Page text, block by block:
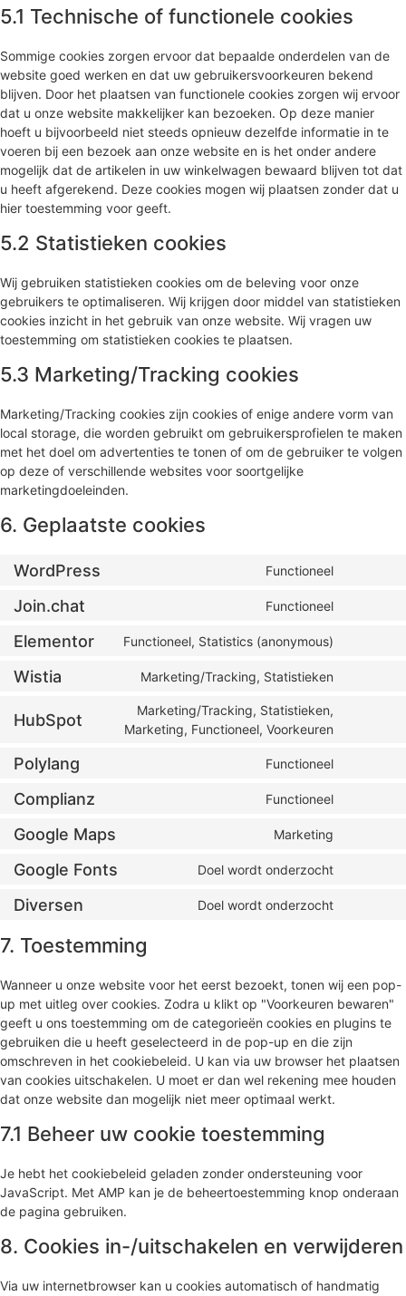
5.1 Technische of functionele cookies
Sommige cookies zorgen ervoor dat bepaalde onderdelen van de
website goed werken en dat uw gebruikersvoorkeuren bekend
blijven. Door het plaatsen van functionele cookies zorgen wij ervoor
dat u onze website makkelijker kan bezoeken. Op deze manier
hoeft u bijvoorbeeld niet steeds opnieuw dezelfde informatie in te
voeren bij een bezoek aan onze website en is het onder andere
mogelijk dat de artikelen in uw winkelwagen bewaard blijven tot dat
u heeft afgerekend. Deze cookies mogen wij plaatsen zonder dat u
hier toestemming voor geeft.
5.2 Statistieken cookies
Wij gebruiken statistieken cookies om de beleving voor onze
gebruikers te optimaliseren. Wij krijgen door middel van statistieken
cookies inzicht in het gebruik van onze website. Wij vragen uw
toestemming om statistieken cookies te plaatsen.
5.3 Marketing/Tracking cookies
Marketing/Tracking cookies zijn cookies of enige andere vorm van
local storage, die worden gebruikt om gebruikersprofielen te maken
met het doel om advertenties te tonen of om de gebruiker te volgen
op deze of verschillende websites voor soortgelijke
marketingdoeleinden.
6. Geplaatste cookies
WordPress Functioneel
Join.chat Functioneel
Elementor Functioneel, Statistics (anonymous)
Wistia Marketing/Tracking, Statistieken
HubSpot
Marketing/Tracking, Statistieken,
Marketing, Functioneel, Voorkeuren
Polylang Functioneel
Complianz Functioneel
Google Maps Marketing
Google Fonts Doel wordt onderzocht
Diversen Doel wordt onderzocht
7. Toestemming
Wanneer u onze website voor het eerst bezoekt, tonen wij een pop-
up met uitleg over cookies. Zodra u klikt op "Voorkeuren bewaren"
geeft u ons toestemming om de categorieën cookies en plugins te
gebruiken die u heeft geselecteerd in de pop-up en die zijn
omschreven in het cookiebeleid. U kan via uw browser het plaatsen
van cookies uitschakelen. U moet er dan wel rekening mee houden
dat onze website dan mogelijk niet meer optimaal werkt.
7.1 Beheer uw cookie toestemming
Je hebt het cookiebeleid geladen zonder ondersteuning voor
JavaScript. Met AMP kan je de beheertoestemming knop onderaan
de pagina gebruiken.
8. Cookies in-/uitschakelen en verwijderen
Via uw internetbrowser kan u cookies automatisch of handmatig